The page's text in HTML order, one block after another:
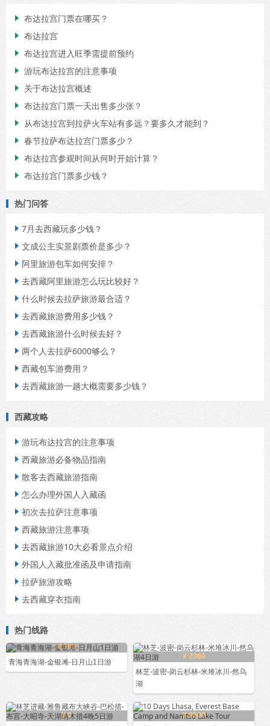
 布达拉宫门票在哪买？
 布达拉宫
 布达拉宫进入旺季需提前预约
 游玩布达拉宫的注意事项
 关于布达拉宫概述
 布达拉宫门票一天出售多少张？
 从布达拉宫到拉萨火车站有多远？要多久才能到？
 春节拉萨布达拉宫门票多少？
 布达拉宫参观时间从何时开始计算？
 布达拉宫门票多少钱？
热门问答
 7月去西藏玩多少钱？
 文成公主实景剧票价是多少？
 阿里旅游包车如何安排？
 去西藏阿里旅游怎么玩比较好？
 什么时候去拉萨旅游最合适？
 去西藏旅游费用多少钱？
 去西藏旅游什么时候去好？
 两个人去拉萨6000够么？
 西藏包车游费用？
 去西藏旅游一趟大概需要多少钱？
西藏攻略
 游玩布达拉宫的注意事项
 西藏旅游必备物品指南
 散客去西藏旅游指南
 怎么办理外国人入藏函
 初次去拉萨注意事项
 西藏旅游注意事项
 去西藏旅游10大必看景点介绍
 外国人入藏批准函及申请指南
 拉萨旅游攻略
 去西藏穿衣指南
热门线路
¥ 360
青海青海湖-金银滩-日月山1日游
¥ 2060
林芝-波密-岗云杉林-米堆冰川-然乌
湖
¥ 0
¥ 8500